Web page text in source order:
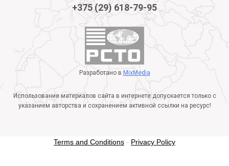
+375 (29) 618-79-95
Разработано в MixMedia
Использование материалов сайта в интернете допускается только с
указанием авторства и сохранением активной ссылки на ресурс!
Terms and Conditions - Privacy Policy